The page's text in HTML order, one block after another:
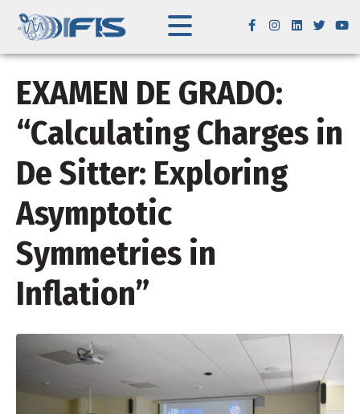
EXAMEN DE GRADO:
“Calculating Charges in
De Sitter: Exploring
Asymptotic
Symmetries in
Inflation”